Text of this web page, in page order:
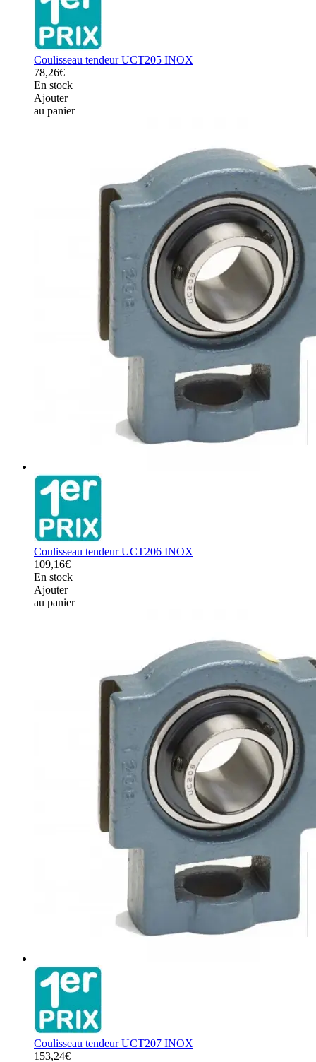
Coulisseau tendeur UCT205 INOX
78,26€
En stock
Ajouter
au panier
Coulisseau tendeur UCT206 INOX
109,16€
En stock
Ajouter
au panier
Coulisseau tendeur UCT207 INOX
153,24€